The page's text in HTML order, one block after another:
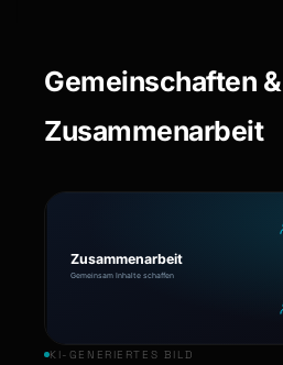
Gemeinschaften &
Zusammenarbeit
KI-GENERIERTES BILD